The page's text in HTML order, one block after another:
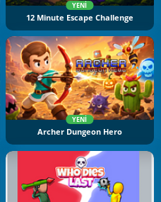
YENI
12 Minute Escape Challenge
YENI
Archer Dungeon Hero